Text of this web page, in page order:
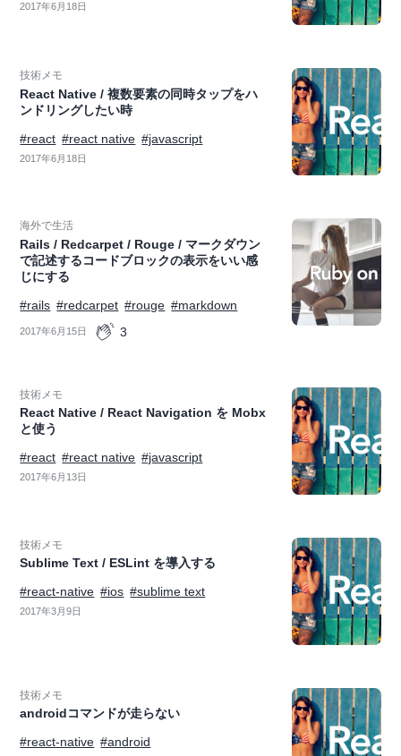
2017年6月18日
技術メモ
React Native / 複数要素の同時タップをハ
ンドリングしたい時
#react #react native #javascript
2017年6月18日
海外で生活
Rails / Redcarpet / Rouge / マークダウン
で記述するコードブロックの表示をいい感
じにする
#rails #redcarpet #rouge #markdown
2017年6月15日 3
技術メモ
React Native / React Navigation を Mobx
と使う
#react #react native #javascript
2017年6月13日
技術メモ
Sublime Text / ESLint を導入する
#react-native #ios #sublime text
2017年3月9日
技術メモ
androidコマンドが走らない
#react-native #android